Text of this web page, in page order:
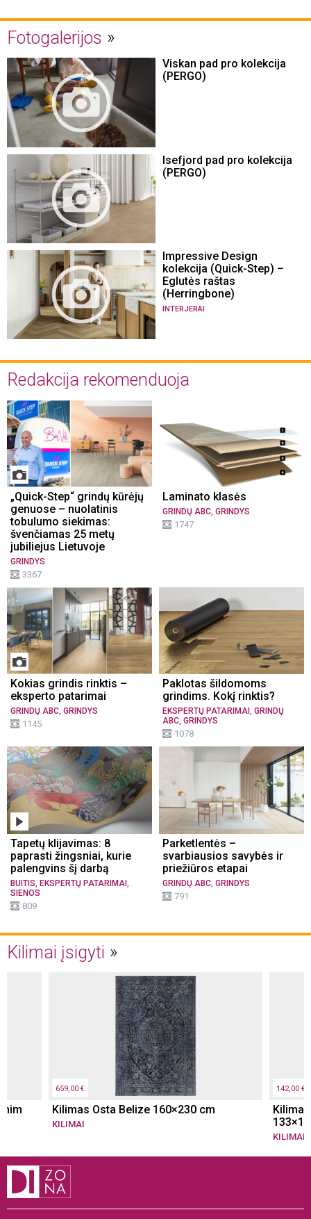
Fotogalerijos
Viskan pad pro kolekcija
(PERGO)
Isefjord pad pro kolekcija
(PERGO)
Impressive Design
kolekcija (Quick-Step) –
Eglutės raštas
(Herringbone)
INTERJERAI
Redakcija rekomenduoja
„Quick-Step“ grindų kūrėjų
genuose – nuolatinis
tobulumo siekimas:
švenčiamas 25 metų
jubiliejus Lietuvoje
GRINDYS
3367
Laminato klasės
GRINDŲ ABC GRINDYS
1747
Kokias grindis rinktis –
eksperto patarimai
GRINDŲ ABC, GRINDYS
1145
Paklotas šildomoms
grindims. Kokį rinktis?
EKSPERTŲ PATARIMAI , GRINDŲ
ABC, GRINDYS
1078
Tapetų klijavimas: 8
paprasti žingsniai, kurie
palengvins šį darbą
BUITIS EKSPERTŲ PATARIMAI
SIENOS
809
Parketlentės –
svarbiausios savybės ir
priežiūros etapai
GRINDŲ ABC GRINDYS
791
Kilimai įsigyti
659,00 €
Kilimas Osta Belize 160×230 cm
KILIMAI
142,00 €
KILIMAI